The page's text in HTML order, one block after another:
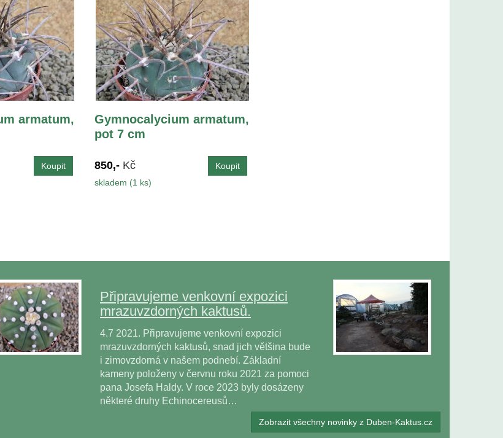
armatum,
Gymnocalycium armatum,
pot 7 cm
850,- Kč
skladem (1 ks)
Připravujeme venkovní expozici
mrazuvzdorných kaktusů.
4.7 2021. Připravujeme venkovní expozici
mrazuvzdorných kaktusů, snad jich většina bude
i zimovzdorná v našem podnebí. Základní
kameny položeny v červnu roku 2021 za pomoci
pana Josefa Haldy. V roce 2023 byly dosázeny
některé druhy Echinocereusů…
Zobrazit všechny novinky z Duben-Kaktus.cz